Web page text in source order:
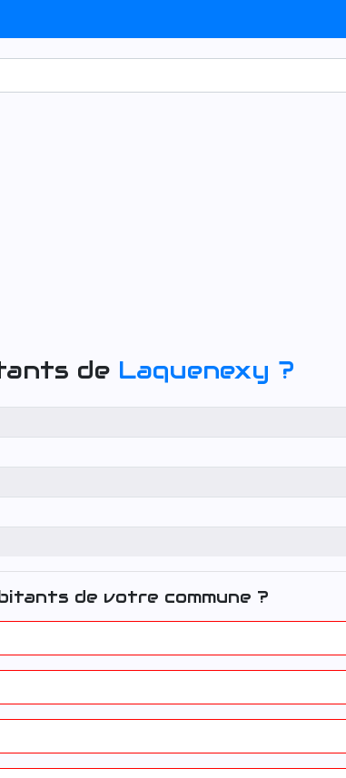
de Laquenexy ?
de votre commune ?